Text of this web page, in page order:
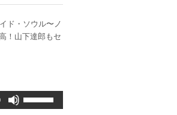
ド・ソウル〜ノ
！山下達郎もセ
ボ
リ